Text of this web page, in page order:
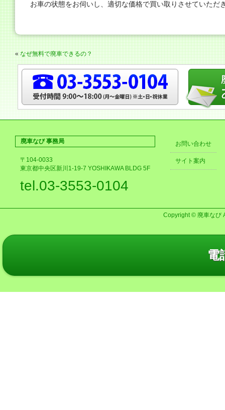
お車の状態をお伺いし、適切な価格で買い取りさせていただ
«なぜ無料で廃車できるの？
廃車なび 事務局
〒104-0033
東京都中央区新川1-19-7 YOSHIKAWA BLDG 5F
tel.03-3553-0104
お問い合わせ
サイト案内
Copyright © 廃車なび
電